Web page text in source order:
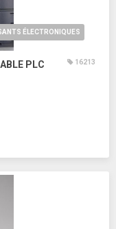
ÉLECTRONIQUES
PLC 16213